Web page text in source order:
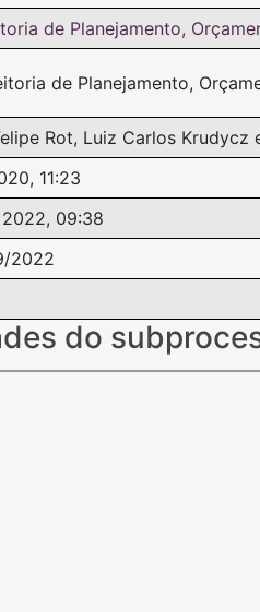
de Planejamento,
de Planejamento,
Rot, Luiz Carlos Krudycz
11:23
09:38
2022
do